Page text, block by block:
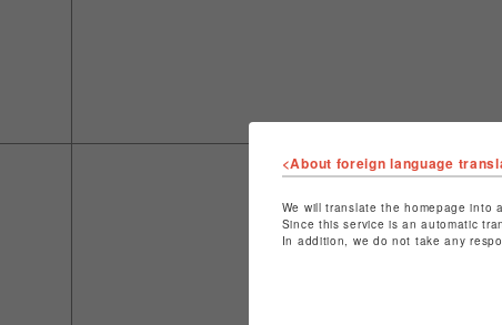
<About foreign language
We will translate the homepage into
Since this service is an automatic
In addition, we do not take any